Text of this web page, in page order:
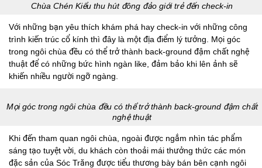
Chùa Chén Kiểu thu hút đông đảo giới trẻ đến check-in
Với những bạn yêu thích khám phá hay check-in với những công
trình kiến trúc cổ kính thì đây là một địa điểm lý tưởng. Mọi góc
trong ngôi chùa đều có thể trở thành back-ground đậm chất nghệ
thuật để có những bức hình ngàn like, đảm bảo khi lên ảnh sẽ
khiến nhiều người ngỡ ngàng.
Mọi góc trong ngôi chùa đều có thể trở thành back-ground đậm chất
nghệ thuật
Khi đến tham quan ngôi chùa, ngoài được ngắm nhìn tác phẩm
sáng tạo tuyệt vời, du khách còn thoải mái thưởng thức các món
đặc sản của Sóc Trăng được tiểu thương bày bán bên cạnh ngôi